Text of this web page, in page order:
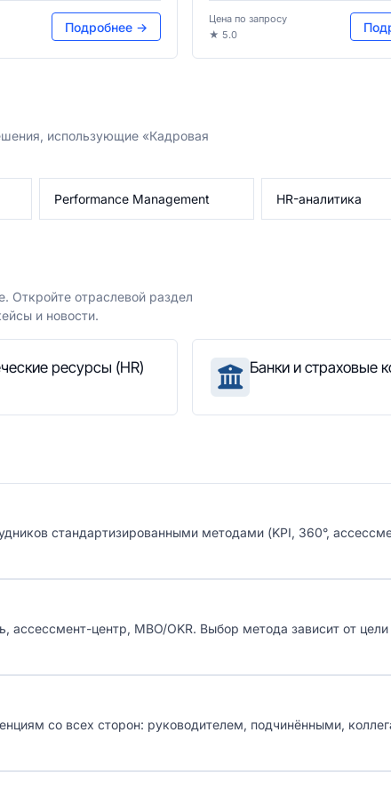
Подробнее →
Цена по запросу
★ 5.0
использующие «Кадровая
Performance Management HR-аналитика
Откройте отраслевой раздел
и новости.
ресурсы (HR) Банки и страховые
стандартизированными методами (KPI, 360°,
ассессмент-центр, MBO/OKR. Выбор метода зависит от
со всех сторон: руководителем, подчинёнными,